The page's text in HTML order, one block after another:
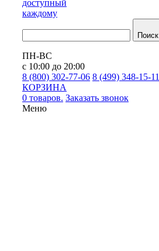
доступный
каждому
Поиск
ПН-ВС
с 10:00 до 20:00
8 (800) 302-77-06 8 (499) 348-15-11
КОРЗИНА
0 товаров. Заказать звонок
Меню